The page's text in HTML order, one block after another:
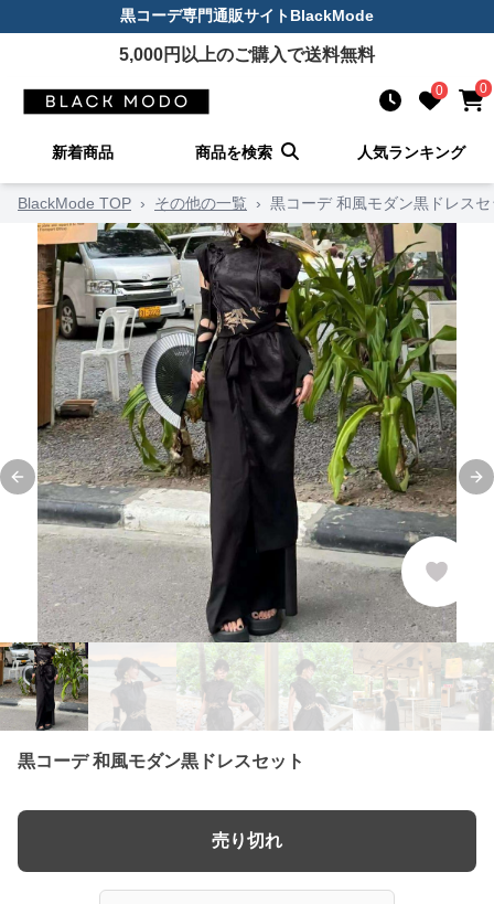
黒コーデ専門通販サイトBlackMode
5,000円以上のご購入で送料無料
0 0
新着商品 商品を検索 人気ランキング
BlackMode TOP › その他の一覧 › 黒コーデ 和風モダン黒ドレスセ
Previous slide
黒コーデ 和風モダン黒ドレスセット
売り切れ